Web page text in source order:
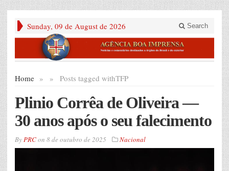
Sunday, 09 de August de 2026 Search
Home » Posts tagged with
» TFP
Plinio Corrêa de Oliveira —
30 anos após o seu falecimento
ByPRCon 8 de outubro de 2025 Nacional